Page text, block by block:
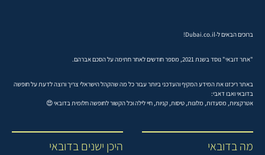
ברוכים הבאים ל-Dubai.co.il!
"אתר דובאי" נוסד בשנת 2021, מספר חודשים לאחר חתימה על הסכם אברהם.
באתר ריכזנו את המידע המקיף והעדכני ביותר עבור כל מה שהקהל הישראלי צריך ורוצה לדעת על חופשה
בדובאי ואבו דאבי:
אטרקציות, מסעדות, מלונות, טיסות, קניות, חיי לילה וכל הקשור לחופשה חלומית בדובאי 😍
מה בדובאי היכן ישנים בדובאי